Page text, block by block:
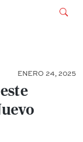
ENERO 24, 2025